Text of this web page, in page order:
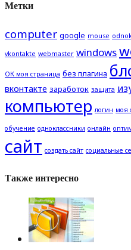
Метки
computer google mouse
vkontakte webmaster windows
ОК моя страница без плагина
вконтакте заработок защита
компьютер логин моя
обучение одноклассники онлайн
сайт создать сайт социальные
Также интересно